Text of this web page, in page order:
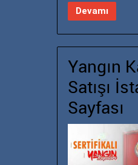
Devamı
Yangın
Satışı
Sayfası